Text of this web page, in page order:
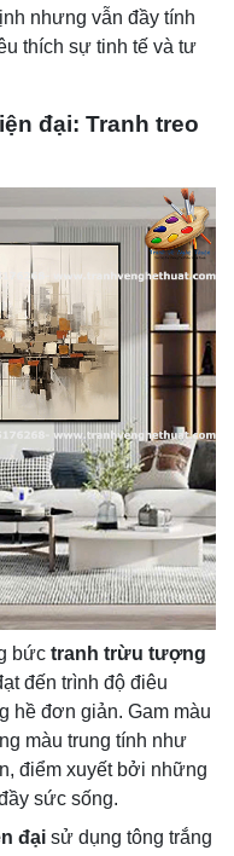
nhưng vẫn đầy tính
thích sự tinh tế và tư
đại: Tranh treo
bức tranh trừu tượng
đến trình độ điêu
hề đơn giản. Gam màu
màu trung tính như
điểm xuyết bởi những
sức sống.
đại sử dụng tông trắng